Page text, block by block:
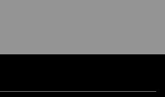
embalada, además de llegarme 2